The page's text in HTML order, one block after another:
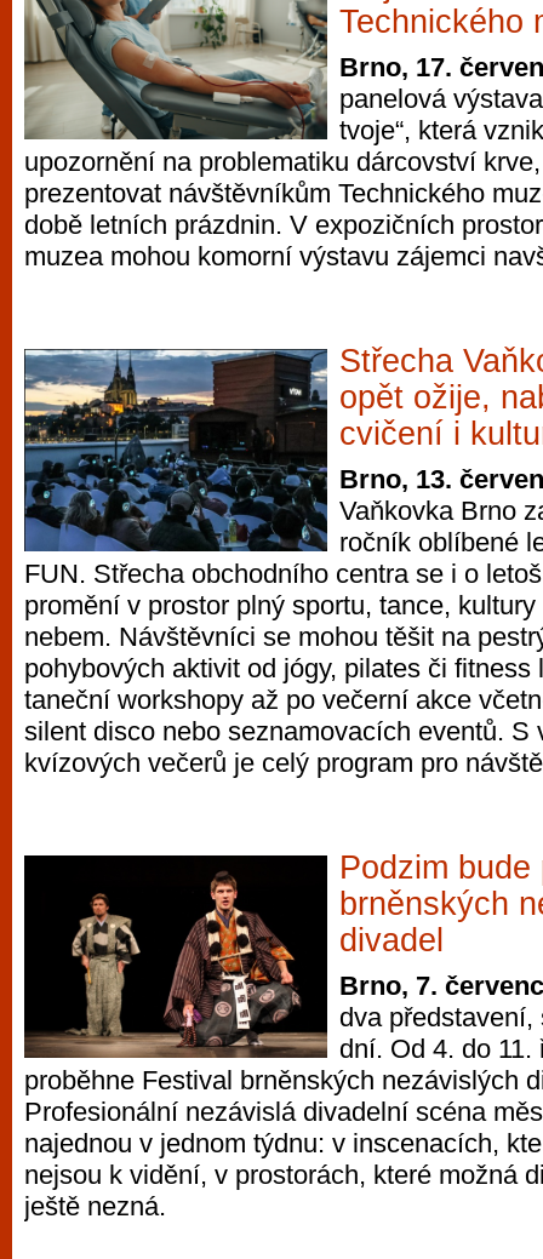
Technického
Brno, 17.
panelová
tvoje“, která
upozornění na problematiku dárcovství
prezentovat návštěvníkům Technického
době letních prázdnin. V expozičních
muzea mohou komorní výstavu zájemci
Střecha
opět ožije,
cvičení i
Brno, 13.
Vaňkovka Brno
ročník oblíbené
FUN. Střecha obchodního centra se i o
promění v prostor plný sportu, tance,
nebem. Návštěvníci se mohou těšit na
pohybových aktivit od jógy, pilates či fitness
taneční workshopy až po večerní akce
silent disco nebo seznamovacích eventů. S
kvízových večerů je celý program pro
Podzim
brněnských
divadel
Brno, 7.
dva
dní. Od 4. do
proběhne Festival brněnských nezávislých
Profesionální nezávislá divadelní scéna
najednou v jednom týdnu: v inscenacích,
nejsou k vidění, v prostorách, které možná
ještě nezná.